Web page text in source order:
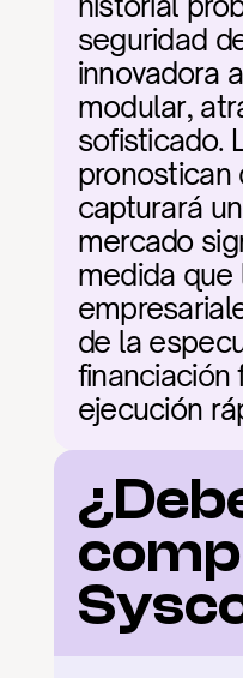
seguridad
innovadora
modular,
sofisticado.
pronostican
capturará
mercado
medida que
de la
financiación
ejecución